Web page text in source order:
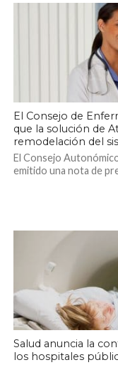
El Consejo de
que la solución de
remodelación del
El Consejo
emitido una nota de
Salud anuncia la
los hospitales